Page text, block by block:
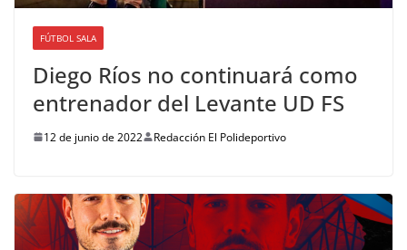
FÚTBOL SALA
Diego Ríos no continuará como
entrenador del Levante UD FS
12 de junio de 2022 Redacción El Polideportivo